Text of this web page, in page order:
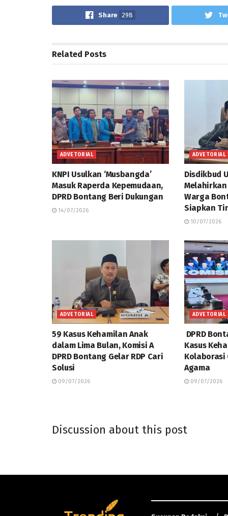
Share 298
Related Posts
ADVETORIAL
KNPI Usulkan ‘Musbangda’
Masuk Raperda Kepemudaan,
DPRD Bontang Beri Dukungan
14/07/2026
ADVETORIAL
Disdikbud
Melahirkan
Warga
Siapkan
10/07/2026
ADVETORIAL
59 Kasus Kehamilan Anak
dalam Lima Bulan, Komisi A
DPRD Bontang Gelar RDP Cari
Solusi
09/07/2026
ADVETORIAL
DPRD
Kasus
Kolaborasi
Agama
09/07/2026
Discussion about this post